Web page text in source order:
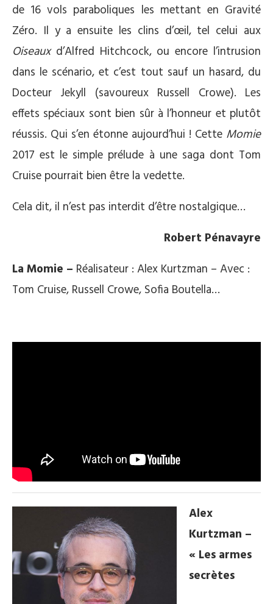
de 16 vols paraboliques les mettant en Gravité
Zéro. Il y a ensuite les clins d’œil, tel celui aux
Oiseauxd’Alfred Hitchcock, ou encore l’intrusion
dans le scénario, et c’est tout sauf un hasard, du
Docteur Jekyll (savoureux Russell Crowe). Les
effets spéciaux sont bien sûr à l’honneur et plutôt
réussis. Qui s’en étonne aujourd’hui ! Cette Momie
2017 est le simple prélude à une saga dont Tom
Cruise pourrait bien être la vedette.
Cela dit, il n’est pas interdit d’être nostalgique…
Robert Pénavayre
La Momie – Réalisateur : Alex Kurtzman – Avec :
Tom Cruise, Russell Crowe, Sofia Boutella…
Alex
Kurtzman –
« Les armes
secrètes